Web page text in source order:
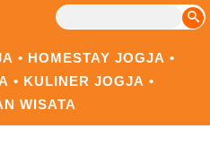
HOMESTAY JOGJA
KULINER JOGJA
WISATA